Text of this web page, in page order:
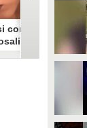
confessa
"Non
costretta